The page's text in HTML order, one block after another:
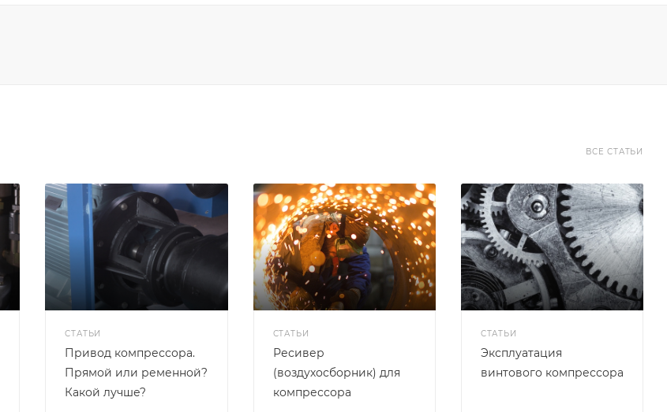
ВСЕ СТАТЬИ
СТАТЬИ
Привод компрессора.
Прямой или ременной?
Какой лучше?
СТАТЬИ
Ресивер
(воздухосборник) для
компрессора
СТАТЬИ
Эксплуатация
винтового компрессора